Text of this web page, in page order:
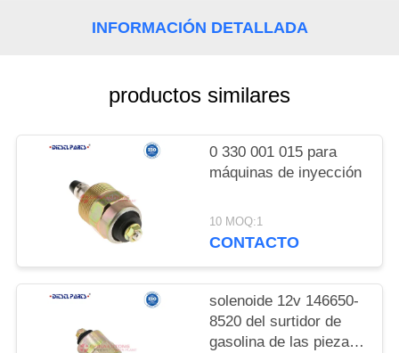
PRIVACY
INFORMACIÓN DETALLADA
productos similares
0 330 001 015 para
máquinas de inyección
10 MOQ:1
CONTACTO
solenoide 12v 146650-
8520 del surtidor de
gasolina de las piezas